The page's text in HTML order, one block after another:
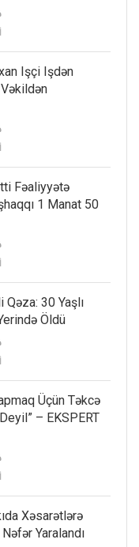
Işçi Işdən
Fəaliyyətə
1 Manat 50
Qəza: 30 Yaşlı
Öldü
Üçün Təkcə
– EKSPERT
Xəsarətlərə
Yaralandı